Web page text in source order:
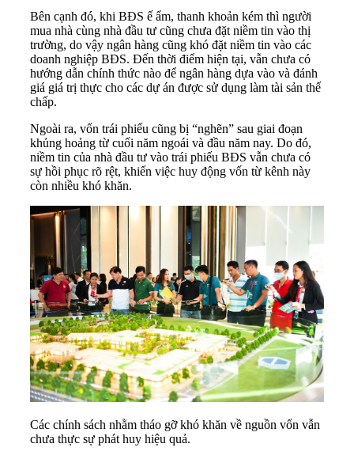
Bên cạnh đó, khi BĐS ế ẩm, thanh khoản kém thì người
mua nhà cùng nhà đầu tư cũng chưa đặt niềm tin vào thị
trường, do vậy ngân hàng cũng khó đặt niềm tin vào các
doanh nghiệp BĐS. Đến thời điểm hiện tại, vẫn chưa có
hướng dẫn chính thức nào để ngân hàng dựa vào và đánh
giá giá trị thực cho các dự án được sử dụng làm tài sản thế
chấp.
Ngoài ra, vốn trái phiếu cũng bị “nghẽn” sau giai đoạn
khủng hoảng từ cuối năm ngoái và đầu năm nay. Do đó,
niềm tin của nhà đầu tư vào trái phiếu BĐS vẫn chưa có
sự hồi phục rõ rệt, khiến việc huy động vốn từ kênh này
còn nhiều khó khăn.
Các chính sách nhằm tháo gỡ khó khăn về nguồn vốn vẫn
chưa thực sự phát huy hiệu quả.